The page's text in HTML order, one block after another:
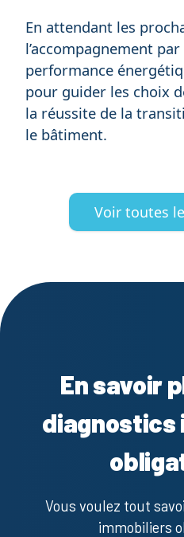
En attendant les
l’accompagnement
performance
pour guider les choix
la réussite de la
le bâtiment.
Voir toutes
En savoir
diagnostics
Vous voulez tout
immobiliers